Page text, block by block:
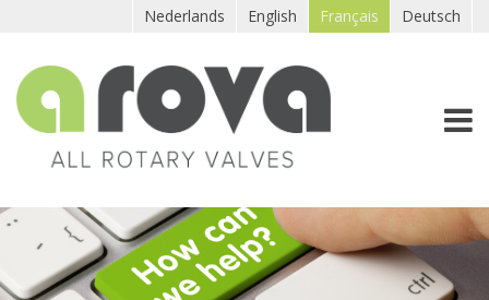
Aller au contenu principalNederlands English Français Deutsch